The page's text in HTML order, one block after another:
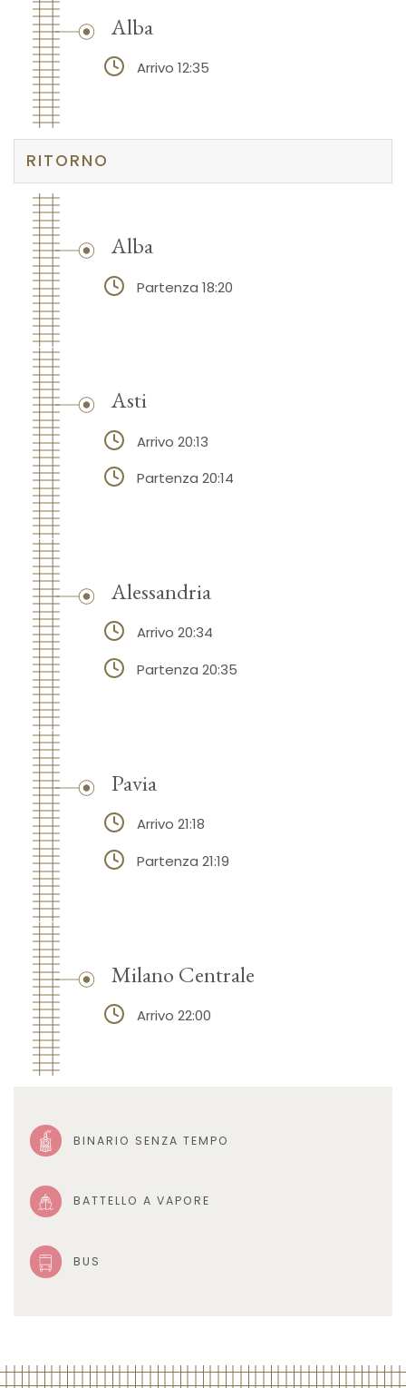
Alba
Arrivo 12:35
RITORNO
Alba
Partenza 18:20
Asti
Arrivo 20:13
Partenza 20:14
Alessandria
Arrivo 20:34
Partenza 20:35
Pavia
Arrivo 21:18
Partenza 21:19
Milano Centrale
Arrivo 22:00
BINARIO SENZA TEMPO
BATTELLO A VAPORE
BUS